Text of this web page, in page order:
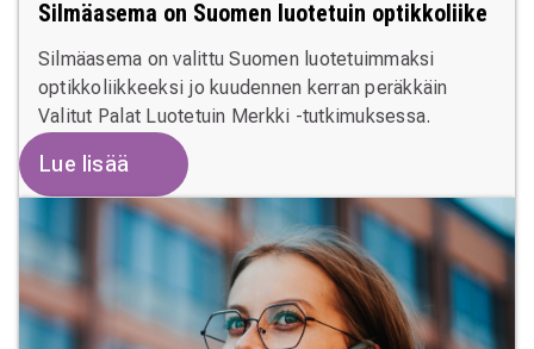
Silmäasema on Suomen luotetuin optikkoliike
Silmäasema on valittu Suomen luotetuimmaksi
optikkoliikkeeksi jo kuudennen kerran peräkkäin
Valitut Palat Luotetuin Merkki -tutkimuksessa.
Lue lisää